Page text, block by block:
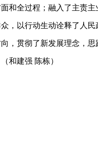
和全过程；融入了主责
，以行动生动诠释了人
，贯彻了新发展理念，
和建强 陈栋）